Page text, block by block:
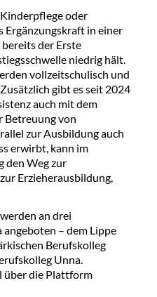
oder
Ergänzungskraft in einer
der Erste
niedrig hält.
vollzeitschulisch und
gibt es seit 2024
auch mit dem
Betreuung von
zur Ausbildung auch
erwirbt, kann im
den Weg zur
Erzieherausbildung,
an drei
– dem Lippe
Berufskolleg
Unna.
über die Plattform